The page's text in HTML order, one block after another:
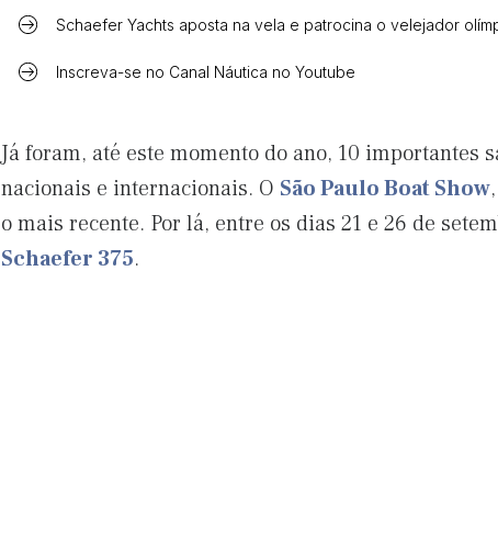
Schaefer Yachts aposta na vela e patrocina o velejador
Inscreva-se no Canal Náutica no Youtube
Já foram, até este momento do ano, 10 importantes
nacionais e internacionais. O São Paulo Boat Show
o mais recente. Por lá, entre os dias 21 e 26 de
Schaefer 375.